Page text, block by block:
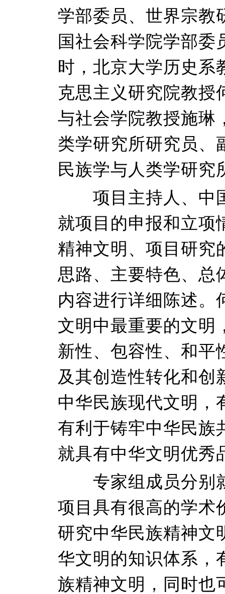
学部委员、世界宗教
国社会科学院学部委
时，北京大学历史系
克思主义研究院教授
与社会学院教授施琳
类学研究所研究员、
民族学与人类学研究
项目主持人、中
就项目的申报和立项
精神文明、项目研究
思路、主要特色、总
内容进行详细陈述。
文明中最重要的文明
新性、包容性、和平
及其创造性转化和创
中华民族现代文明，
有利于铸牢中华民族
就具有中华文明优秀
专家组成员分别
项目具有很高的学术
研究中华民族精神文
华文明的知识体系，
族精神文明，同时也